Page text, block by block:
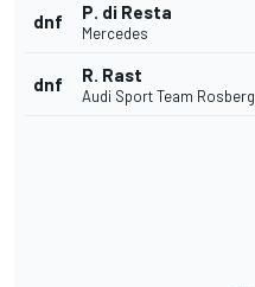
dnf P. di Resta
Mercedes
dnf R. Rast
Audi Sport Team Rosberg